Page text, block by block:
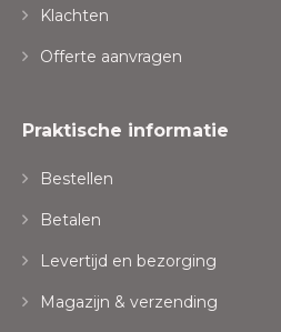
Klachten
Offerte aanvragen
Praktische informatie
Bestellen
Betalen
Levertijd en bezorging
Magazijn & verzending